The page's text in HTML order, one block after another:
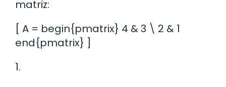
matriz:
[ A = begin{pmatrix} 4 & 3 \ 2 & 1
end{pmatrix} ]
1.